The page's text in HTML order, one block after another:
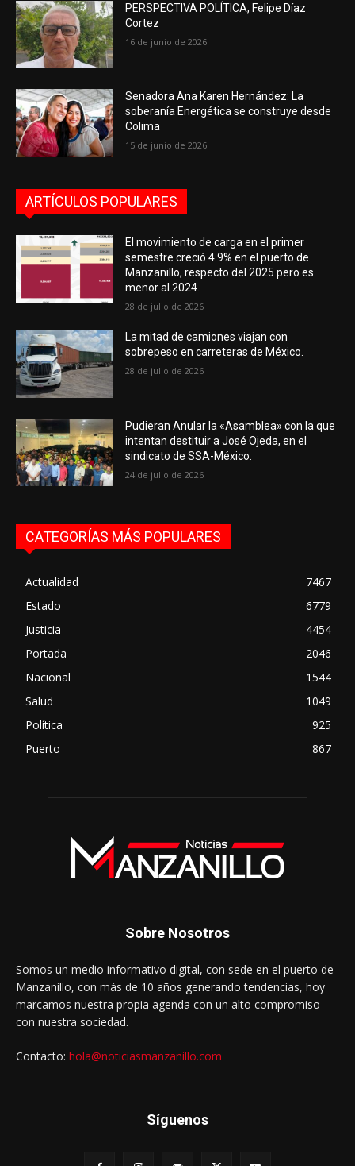
PERSPECTIVA POLÍTICA, Felipe Díaz
Cortez
16 de junio de 2026
Senadora Ana Karen Hernández: La
soberanía Energética se construye desde
Colima
15 de junio de 2026
ARTÍCULOS POPULARES
El movimiento de carga en el primer
semestre creció 4.9% en el puerto de
Manzanillo, respecto del 2025 pero es
menor al 2024.
28 de julio de 2026
La mitad de camiones viajan con
sobrepeso en carreteras de México.
28 de julio de 2026
Pudieran Anular la «Asamblea» con la que
intentan destituir a José Ojeda, en el
sindicato de SSA-México.
24 de julio de 2026
CATEGORÍAS MÁS POPULARES
Actualidad
7467
Estado
6779
Justicia
4454
Portada
2046
Nacional
1544
Salud
1049
Política
925
Puerto
867
Sobre Nosotros
Somos un medio informativo digital, con sede en el puerto de
Manzanillo, con más de 10 años generando tendencias, hoy
marcamos nuestra propia agenda con un alto compromiso
con nuestra sociedad.
Contacto: hola@noticiasmanzanillo.com
Síguenos